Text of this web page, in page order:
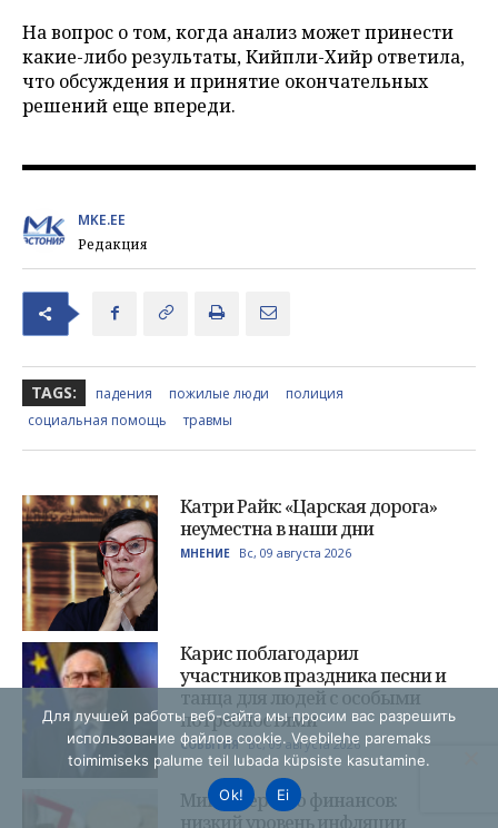
Для лучшей работы веб-сайта мы просим вас разрешить
использование файлов cookie. Veebilehe paremaks
toimimiseks palume teil lubada küpsiste kasutamine.
Ok!
Ei